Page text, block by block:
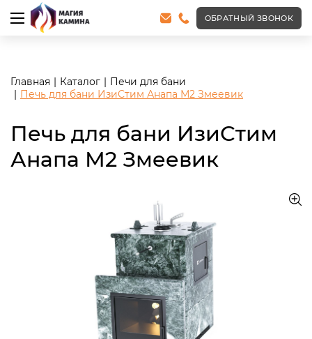
<meta name="robots" content="noindex, follow"/>
ОБРАТНЫЙ ЗВОНОК
Главная Каталог
Печи для бани
Печь для бани ИзиСтим Анапа М2 Змеевик
Печь для бани ИзиСтим
Анапа М2 Змеевик